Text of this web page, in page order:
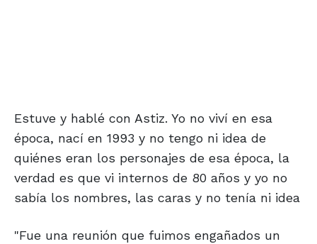
Estuve y hablé con Astiz. Yo no viví en esa
época, nací en 1993 y no tengo ni idea de
quiénes eran los personajes de esa época, la
verdad es que vi internos de 80 años y yo no
sabía los nombres, las caras y no tenía ni idea
"Fue una reunión que fuimos engañados un